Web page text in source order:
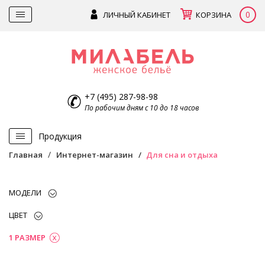
ЛИЧНЫЙ КАБИНЕТ КОРЗИНА 0
+7 (495) 287-98-98
По рабочим дням с 10 до 18 часов
Продукция
Главная Интернет-магазин Для сна и отдыха
МОДЕЛИ
ЦВЕТ
1 РАЗМЕР